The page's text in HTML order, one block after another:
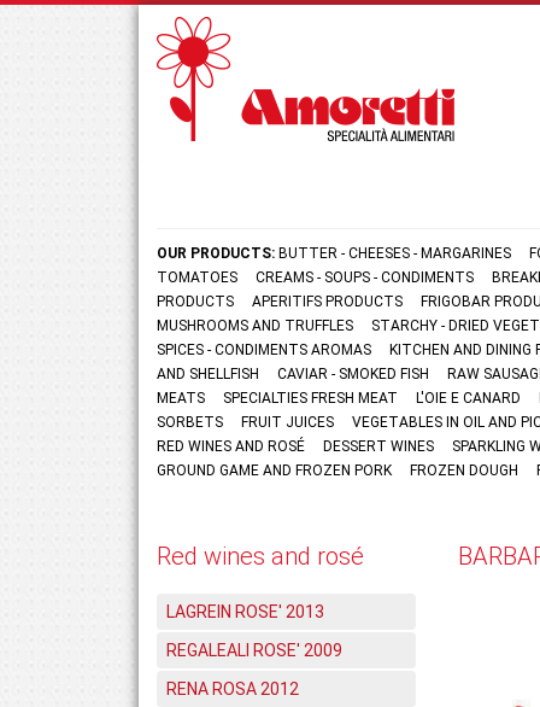
OUR PRODUCTS: BUTTER - CHEESES - MARGARINES
TOMATOES
CREAMS - SOUPS - CONDIMENTS
PRODUCTS
APERITIFS PRODUCTS
FRIGOBAR
MUSHROOMS AND TRUFFLES
STARCHY - DRIED
SPICES - CONDIMENTS AROMAS
KITCHEN AND
AND SHELLFISH
CAVIAR - SMOKED FISH
RAW
MEATS
SPECIALTIES FRESH MEAT L'OIE E CANARD
SORBETS
FRUIT JUICES
VEGETABLES IN OIL AND
RED WINES AND ROSÉ
DESSERT WINES
SPARKLING
GROUND GAME AND FROZEN PORK
FROZEN DOUGH
Red wines and rosé
LAGREIN ROSE' 2013
REGALEALI ROSE' 2009
RENA ROSA 2012